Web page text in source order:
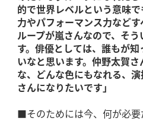
的で世界レベルという意味
力やパフォーマンス力など
ループが嵐さんなので、そ
す。俳優としては、誰もが
いなと思います。仲野太賀
な、どんな色にもなれる、
さんになりたいです」
■そのためには今、何が必要